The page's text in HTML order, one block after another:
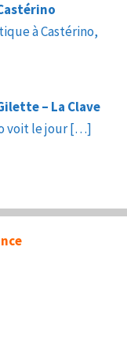
à Castérino,
– La Clave
voit le jour[…]